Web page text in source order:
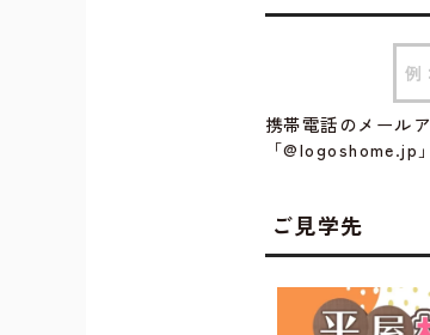
携帯電話のメール
「@logoshome.jp
ご見学先